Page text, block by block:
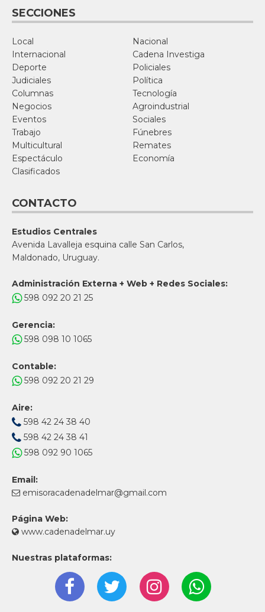
SECCIONES
Local
Nacional
Internacional
Cadena Investiga
Deporte
Policiales
Judiciales
Política
Columnas
Tecnología
Negocios
Agroindustrial
Eventos
Sociales
Trabajo
Fúnebres
Multicultural
Remates
Espectáculo
Economía
Clasificados
CONTACTO
Estudios Centrales
Avenida Lavalleja esquina calle San Carlos,
Maldonado, Uruguay.
Administración Externa + Web + Redes Sociales:
598 092 20 21 25
Gerencia:
598 098 10 1065
Contable:
598 092 20 21 29
Aire:
598 42 24 38 40
598 42 24 38 41
598 092 90 1065
Email:
emisoracadenadelmar@gmail.com
Página Web:
www.cadenadelmar.uy
Nuestras plataformas: